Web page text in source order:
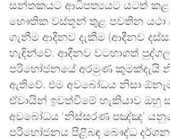
සන්තකයට ආධිපත්‍යයට යටත්
භෞතික වස්තූන් තුළ පවතින යථා
ගැනීම ආදීනව දැකීම (ආදීනව
හැඳින්වේ. ආදීනව වටහාගත්
පරිභෝජනයේ අරමුණ කුමක්දැයි
ඇතිවේ. එම අවබෝධය නිසා
ඒවායින් ඉවත්වීමේ හැකියාව ඔහු
අවබෝධය ‘නිස්සරණ පඤ්ඤ’
පරිභෝජනය පිළිබඳ බෞද්ධ